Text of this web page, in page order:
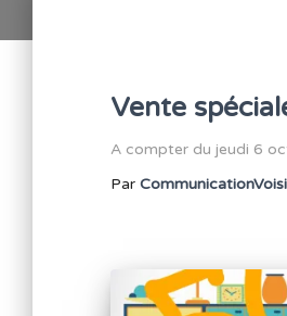
Vente
A compter du jeudi 6
Par